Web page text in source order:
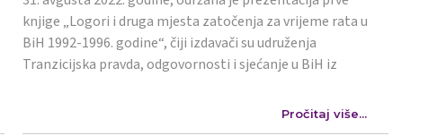
knjige „Logori i druga mjesta zatočenja za vrijeme rata u
BiH 1992-1996. godine“, čiji izdavači su udruženja
Tranzicijska pravda, odgovornosti i sjećanje u BiH iz
Pročitaj više...